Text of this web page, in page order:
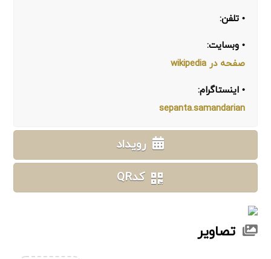
• تلفن:
• وبسایت:
صفحه در wikipedia
• اینستاگرام:
sepanta.samandarian
رویداد
کدQR
تصاویر